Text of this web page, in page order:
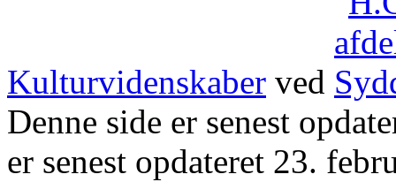
Kulturvidenskaber ved
Denne side er senest
er senest opdateret 23.